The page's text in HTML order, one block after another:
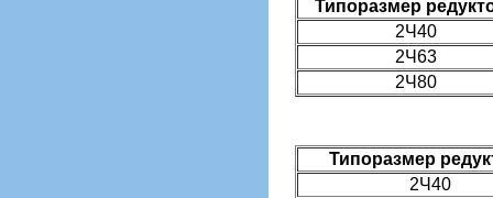
Типоразмер
2Ч40
2Ч63
2Ч80
Типоразмер
2Ч40